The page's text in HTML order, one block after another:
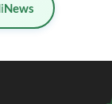
News